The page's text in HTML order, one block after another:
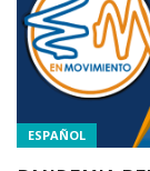
ESPAÑOL